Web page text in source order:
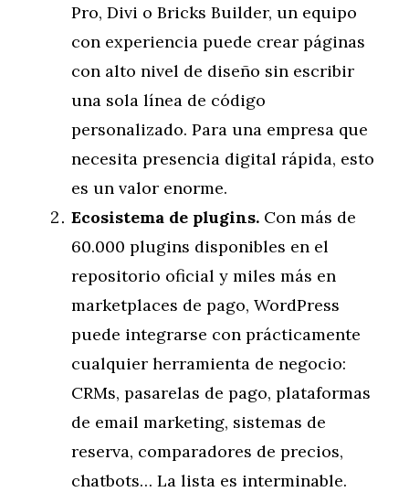
Pro, Divi o Bricks Builder, un equipo
con experiencia puede crear páginas
con alto nivel de diseño sin escribir
una sola línea de código
personalizado. Para una empresa que
necesita presencia digital rápida, esto
es un valor enorme.
Ecosistema de plugins. Con más de
60.000 plugins disponibles en el
repositorio oficial y miles más en
marketplaces de pago, WordPress
puede integrarse con prácticamente
cualquier herramienta de negocio:
CRMs, pasarelas de pago, plataformas
de email marketing, sistemas de
reserva, comparadores de precios,
chatbots… La lista es interminable.